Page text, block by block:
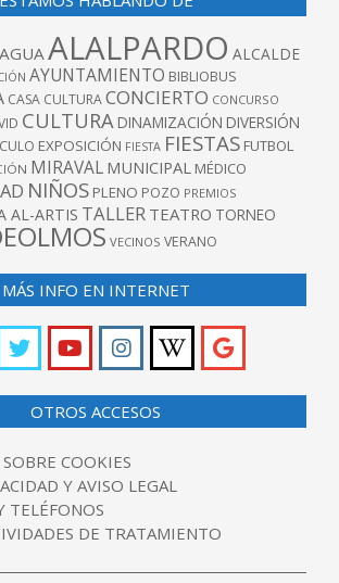
AGUA ALALPARDO ALCALDE
AYUNTAMIENTO BIBLIOBUS
CASA CULTURACONCIERTO CONCURSO
CULTURA DINAMIZACIÓN DIVERSIÓN
EXPOSICIÓN FIESTA FIESTAS FUTBOL
MIRAVAL MUNICIPAL MÉDICO
NIÑOS PLENO POZO PREMIOS
AL-ARTIS TALLER TEATRO TORNEO
VECINOS VERANO
MÁS INFO EN INTERNET
OTROS ACCESOS
COOKIES
Y AVISO LEGAL
TELÉFONOS
DE TRATAMIENTO